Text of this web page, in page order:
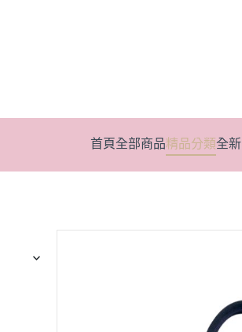
首頁全部商品精品分類全